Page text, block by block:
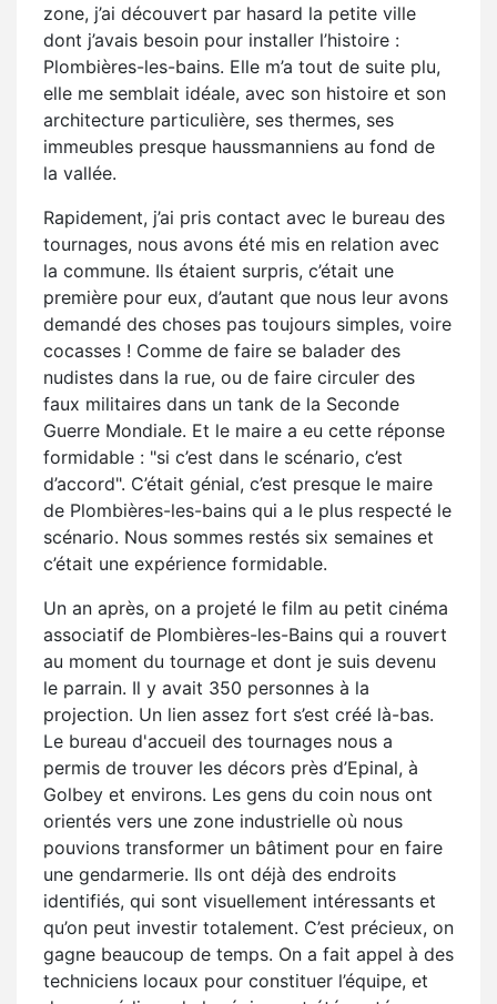
zone, j’ai découvert par hasard la petite ville
dont j’avais besoin pour installer l’histoire :
Plombières-les-bains. Elle m’a tout de suite plu,
elle me semblait idéale, avec son histoire et son
architecture particulière, ses thermes, ses
immeubles presque haussmanniens au fond de
la vallée.
Rapidement, j’ai pris contact avec le bureau des
tournages, nous avons été mis en relation avec
la commune. Ils étaient surpris, c’était une
première pour eux, d’autant que nous leur avons
demandé des choses pas toujours simples, voire
cocasses ! Comme de faire se balader des
nudistes dans la rue, ou de faire circuler des
faux militaires dans un tank de la Seconde
Guerre Mondiale. Et le maire a eu cette réponse
formidable : "si c’est dans le scénario, c’est
d’accord". C’était génial, c’est presque le maire
de Plombières-les-bains qui a le plus respecté le
scénario. Nous sommes restés six semaines et
c’était une expérience formidable.
Un an après, on a projeté le film au petit cinéma
associatif de Plombières-les-Bains qui a rouvert
au moment du tournage et dont je suis devenu
le parrain. Il y avait 350 personnes à la
projection. Un lien assez fort s’est créé là-bas.
Le bureau d'accueil des tournages nous a
permis de trouver les décors près d’Epinal, à
Golbey et environs. Les gens du coin nous ont
orientés vers une zone industrielle où nous
pouvions transformer un bâtiment pour en faire
une gendarmerie. Ils ont déjà des endroits
identifiés, qui sont visuellement intéressants et
qu’on peut investir totalement. C’est précieux, on
gagne beaucoup de temps. On a fait appel à des
techniciens locaux pour constituer l’équipe, et